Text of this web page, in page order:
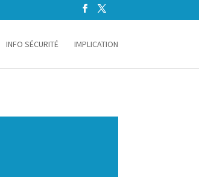
INFO SÉCURITÉ IMPLICATION